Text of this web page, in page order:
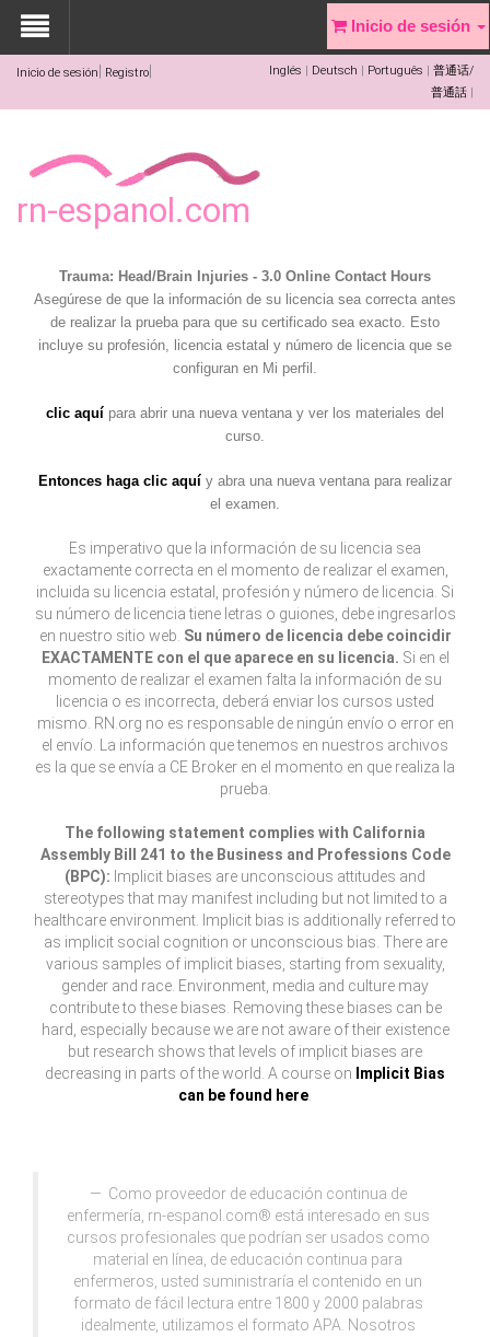
Inicio de sesión Registro Inglés Deutsch Português
普通话/
普通話
rn-espanol.com
Inicio de sesión
Trauma: Head/Brain Injuries - 3.0 Online Contact Hours
Asegúrese de que la información de su licencia sea correcta antes
de realizar la prueba para que su certificado sea exacto. Esto
incluye su profesión, licencia estatal y número de licencia que se
configuran en Mi perfil.
clic aquí para abrir una nueva ventana y ver los materiales del
curso.
Entonces haga clic aquí y abra una nueva ventana para realizar
el examen.
Es imperativo que la información de su licencia sea
exactamente correcta en el momento de realizar el examen,
incluida su licencia estatal, profesión y número de licencia. Si
su número de licencia tiene letras o guiones, debe ingresarlos
en nuestro sitio web. Su número de licencia debe coincidir
EXACTAMENTE con el que aparece en su licencia. Si en el
momento de realizar el examen falta la información de su
licencia o es incorrecta, deberá enviar los cursos usted
mismo. RN.org no es responsable de ningún envío o error en
el envío. La información que tenemos en nuestros archivos
es la que se envía a CE Broker en el momento en que realiza la
prueba.
The following statement complies with California
Assembly Bill 241 to the Business and Professions Code
(BPC): Implicit biases are unconscious attitudes and
stereotypes that may manifest including but not limited to a
healthcare environment. Implicit bias is additionally referred to
as implicit social cognition or unconscious bias. There are
various samples of implicit biases, starting from sexuality,
gender and race. Environment, media and culture may
contribute to these biases. Removing these biases can be
hard, especially because we are not aware of their existence
but research shows that levels of implicit biases are
decreasing in parts of the world. A course on Implicit Bias
can be found here
Como proveedor de educación continua de
enfermería, rn-espanol.com® está interesado en sus
cursos profesionales que podrían ser usados como
material en línea, de educación continua para
enfermeros, usted suministraría el contenido en un
formato de fácil lectura entre 1800 y 2000 palabras
idealmente, utilizamos el formato APA. Nosotros